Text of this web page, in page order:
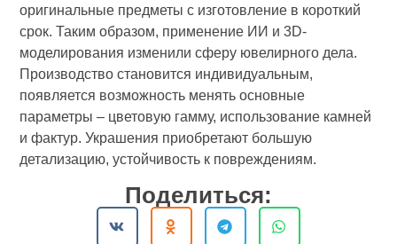
оригинальные предметы с изготовление в короткий
срок. Таким образом, применение ИИ и 3D-
моделирования изменили сферу ювелирного дела.
Производство становится индивидуальным,
появляется возможность менять основные
параметры – цветовую гамму, использование камней
и фактур. Украшения приобретают большую
детализацию, устойчивость к повреждениям.
Поделиться: